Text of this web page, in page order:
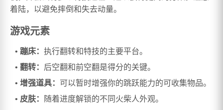
着陆，以避免摔倒和失去动量。
游戏元素
蹦床： 执行翻转和特技的主要平台。
翻转： 后空翻和前空翻是得分的关键。
增强道具： 可以暂时增强你的跳跃能力的可收集物品。
皮肤：
随着进度解锁的不同火柴人外观。